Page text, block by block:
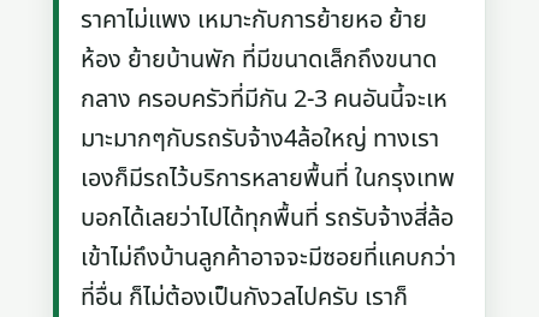
ราคาไม่แพง เหมาะกับการย้ายหอ ย้าย
ห้อง ย้ายบ้านพัก ที่มีขนาดเล็กถึงขนาด
กลาง ครอบครัวที่มีกัน 2-3 คนอันนี้จะเห
มาะมากๆกับรถรับจ้าง4ล้อใหญ่ ทางเรา
เองก็มีรถไว้บริการหลายพื้นที่ ในกรุงเทพ
บอกได้เลยว่าไปได้ทุกพื้นที่ รถรับจ้างสี่ล้อ
เข้าไม่ถึงบ้านลูกค้าอาจจะมีซอยที่แคบกว่า
ที่อื่น ก็ไม่ต้องเป็นกังวลไปครับ เราก็